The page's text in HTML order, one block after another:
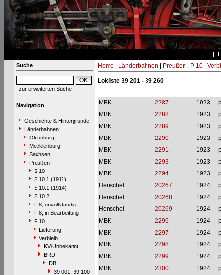
Suche
zur erweiterten Suche
Navigation
Geschichte & Hintergründe
Länderbahnen
Oldenburg
Mecklenburg
Sachsen
Preußen
S 10
S 10.1 (1911)
S 10.1 (1914)
S 10.2
P 8, unvollständig
P 8, in Bearbeitung
P 10
Lieferung
Verbleib
KV/Unbekannt
BRD
DB
39 001- 39 100
Home Länderbahnen Preußen P 10|
Lokliste 39 201 - 39 260
MBK 2287 1923
MBK
2288 1923
MBK
2289 1923
MBK
2290 1923
MBK
2291 1923
MBK
2293 1923
MBK
2294 1923
Henschel
20267 1924
Henschel
20268 1924
Henschel
20269 1924
MBK
2296 1924
MBK
2297 1924
MBK
2298 1924
MBK
2299 1924
MBK
2300 1924